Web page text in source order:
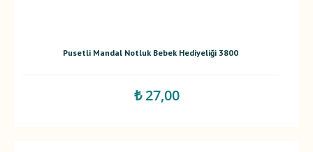
Pusetli Mandal Notluk Bebek Hediyeliği 3800
₺ 27,00